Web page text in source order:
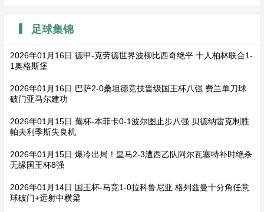
足球集锦
2026年01月16日 德甲-克劳德世界波柳比西奇绝平 十人柏林联合1-
1奥格斯堡
2026年01月16日 巴萨2-0桑坦德竞技晋级国王杯八强 费兰单刀球
破门亚马尔建功
2026年01月15日 葡杯-本菲卡0-1波尔图止步八强 贝德纳雷克制胜
帕夫利季斯失良机
2026年01月15日 爆冷出局！皇马2-3遭西乙队阿尔瓦塞特补时绝杀
无缘国王杯8强
2026年01月14日 国王杯-马竞1-0拉科鲁尼亚 格列兹曼十分角任意
球破门+远射中横梁